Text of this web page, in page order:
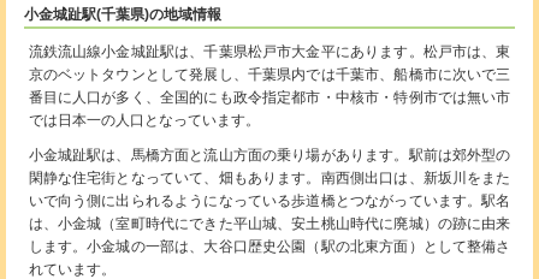
小金城趾駅(千葉県)の地域情報
流鉄流山線小金城趾駅は、千葉県松戸市大金平にあります。松戸市は、東
京のベットタウンとして発展し、千葉県内では千葉市、船橋市に次いで三
番目に人口が多く、全国的にも政令指定都市・中核市・特例市では無い市
では日本一の人口となっています。
小金城趾駅は、馬橋方面と流山方面の乗り場があります。駅前は郊外型の
閑静な住宅街となっていて、畑もあります。南西側出口は、新坂川をまた
いで向う側に出られるようになっている歩道橋とつながっています。駅名
は、小金城（室町時代にできた平山城、安土桃山時代に廃城）の跡に由来
します。小金城の一部は、大谷口歴史公園（駅の北東方面）として整備さ
れています。